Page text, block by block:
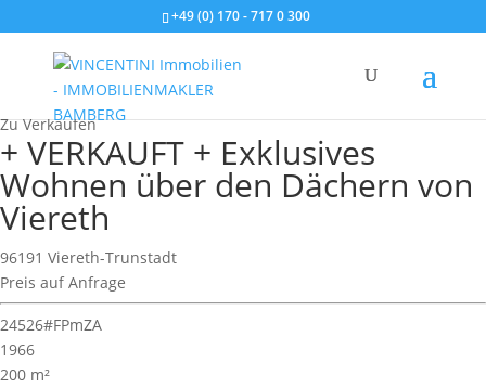
+49 (0) 170 - 717 0 300
Wohnimmobilie > Zweifamilienhaus
Zu Verkaufen
+ VERKAUFT + Exklusives
Wohnen über den Dächern von
Viereth
96191 Viereth-Trunstadt
Preis auf Anfrage
24526#FPmZA
1966
200 m²